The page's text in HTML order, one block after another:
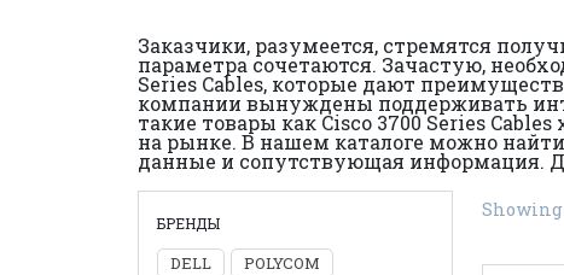
Заказчики, разумеется, стремятся
параметра сочетаются. Зачастую,
Series Cables, которые дают
компании вынуждены поддерживать
такие товары как Cisco 3700 Series
на рынке. В нашем каталоге можно
данные и сопутствующая информация.
БРЕНДЫ
DELL
POLYCOM